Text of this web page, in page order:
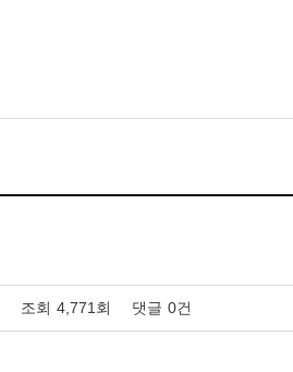
조회 4,771회 댓글 0건